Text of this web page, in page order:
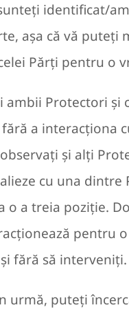
identificat/
așa că vă puteți
Părți pentru o
ambii Protectori și
a interacționa
și alți
cu una dintre
o a treia poziție.
pentru
fără să interveniți.
urmă, puteți